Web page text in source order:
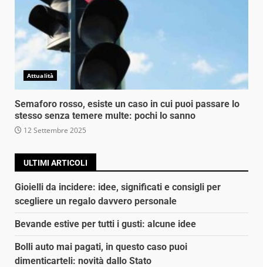
Attualità
Semaforo rosso, esiste un caso in cui puoi passare lo
stesso senza temere multe: pochi lo sanno
12 Settembre 2025
ULTIMI ARTICOLI
Gioielli da incidere: idee, significati e consigli per
scegliere un regalo davvero personale
Bevande estive per tutti i gusti: alcune idee
Bolli auto mai pagati, in questo caso puoi
dimenticarteli: novità dallo Stato